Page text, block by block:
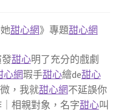
甜心網》專題甜心網
甜心明了充分的戲劇
心網瑕手甜心繪de甜心
，我就甜心網不延誤你
相親對象，名字甜心叫